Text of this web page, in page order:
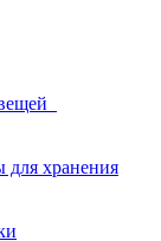
для хранения